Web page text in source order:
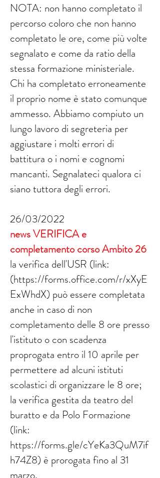
NOTA: non hanno completato il
percorso coloro che non hanno
completato le ore, come più volte
segnalato e come da ratio della
stessa formazione ministeriale.
Chi ha completato erroneamente
il proprio nome è stato comunque
ammesso. Abbiamo compiuto un
lungo lavoro di segreteria per
aggiustare i molti errori di
battitura o i nomi e cognomi
mancanti. Segnalateci qualora ci
siano tuttora degli errori.
26/03/2022
news VERIFICA e
completamento corso Ambito 26
la verifica dell'USR (link:
(https://forms.office.com/r/xXyE
ExWhdX) può essere completata
anche in caso di non
completamento delle 8 ore presso
l'istituto o con scadenza
proprogata entro il 10 aprile per
permettere ad alcuni istituti
scolastici di organizzare le 8 ore;
la verifica gestita da teatro del
buratto e da Polo Formazione
(link:
https://forms.gle/cYeKa3QuM7if
h74Z8) è prorogata fino al 31
marzo.